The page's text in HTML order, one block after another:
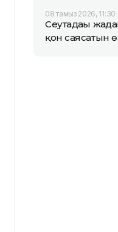
08 тамыз 2026, 11:30
Сеутадағы
қон саясатын